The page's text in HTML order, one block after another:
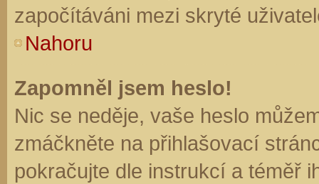
započítáváni mezi skryté
Nahoru
Zapomněl jsem heslo!
Nic se neděje, vaše heslo
zmáčkněte na přihlašovací
pokračujte dle instrukcí a téměř